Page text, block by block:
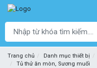
Trang chủ Danh mục thiết bị
Tủ thử ăn mòn, Sương muối